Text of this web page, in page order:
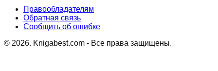
Правообладателям
Обратная связь
Сообщить об ошибке
© 2026. Knigabest.com - Все права защищены.